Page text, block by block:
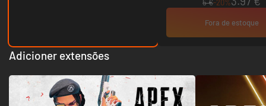
5 €-20%
Fora de estoque
Adicioner extensões